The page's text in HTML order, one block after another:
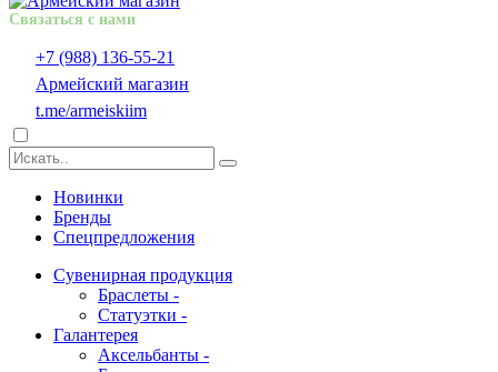
Связаться с нами
+7 (988) 136-55-21
Армейский магазин
t.me/armeiskiim
Новинки
Бренды
Спецпредложения
Сувенирная продукция
Браслеты -
Статуэтки -
Галантерея
Аксельбанты -